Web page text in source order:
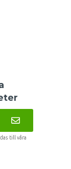
till våra